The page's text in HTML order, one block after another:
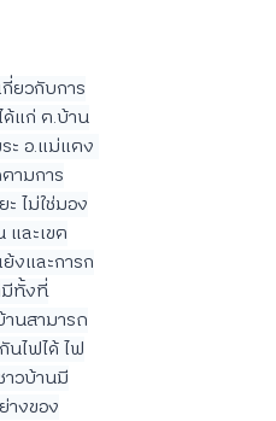
ยวกับการ
แก่ ต.บ้าน
ะ อ.แม่แตง
ามการ
ไม่ใช่มอง
ละเขต
งและการก
มีทั้งที่
นสามารถ
ไฟได้ ไฟ
วบ้านมี
างของ